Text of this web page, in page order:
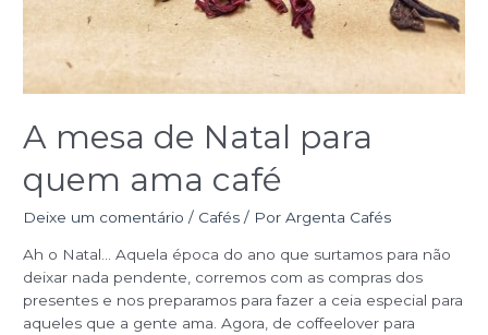
A mesa de Natal para
quem ama café
Deixe um comentário / Cafés / PorArgenta Cafés
Ah o Natal… Aquela época do ano que surtamos para não
deixar nada pendente, corremos com as compras dos
presentes e nos preparamos para fazer a ceia especial para
aqueles que a gente ama. Agora, de coffeelover para